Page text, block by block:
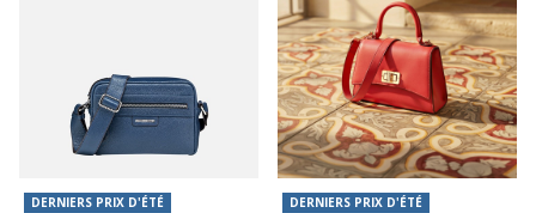
DERNIERS PRIX D'ÉTÉ DERNIERS PRIX D'ÉTÉ